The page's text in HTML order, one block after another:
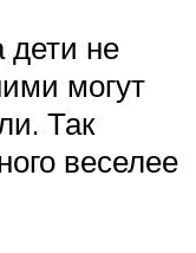
дети не
могут
Так
веселее